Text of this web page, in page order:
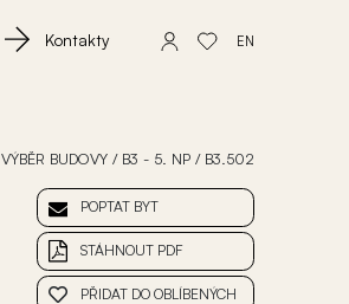
Kontakty EN
VÝBĚR BUDOVY / B3 - 5. NP / B3.502
POPTAT BYT
STÁHNOUT PDF
PŘIDAT DO OBLÍBENÝCH